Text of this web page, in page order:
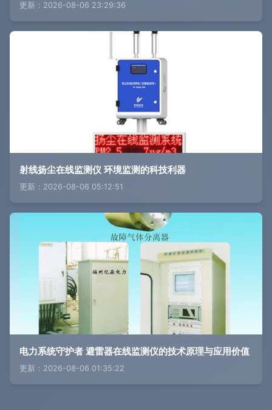
更新：2026-08-06 23:29:36
射线扬尘在线监测仪 环境监测的科技利器
更新：2026-08-06 05:12:51
电力系统守护者 避雷器在线监测仪的技术原理与应用价值
更新：2026-08-06 01:35:22